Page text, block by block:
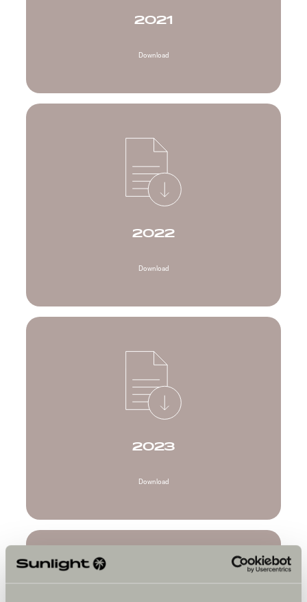
2021
Download
2022
Download
2023
Download